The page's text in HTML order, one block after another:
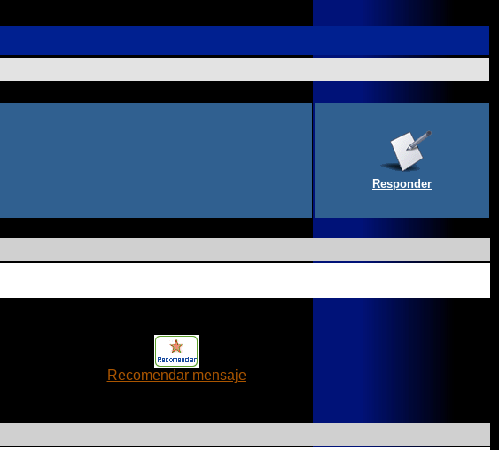
Responder
Recomendar mensaje